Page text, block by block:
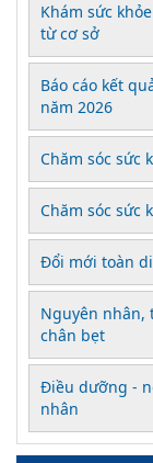
Khám sức
từ cơ sở
Báo cáo kết
năm 2026
Chăm sóc sức
Chăm sóc sức
Đổi mới toàn
Nguyên nhân,
chân bẹt
Điều dưỡng -
nhân